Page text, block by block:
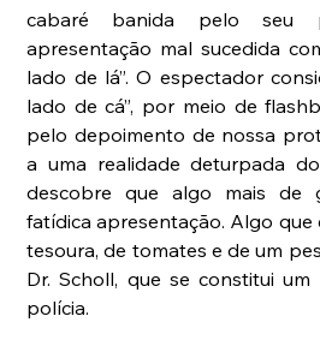
cabaré banida pelo seu
apresentação mal sucedida
lado de lá”. O espectador
lado de cá”, por meio de
pelo depoimento de nossa
a uma realidade deturpada
descobre que algo mais de
fatídica apresentação. Algo que
tesoura, de tomates e de um
Dr. Scholl, que se constitui
polícia.